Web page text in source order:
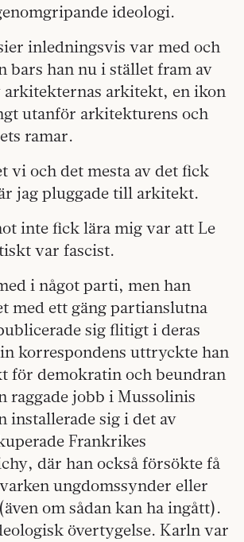
ideologi.
inledningsvis var med och
bars han nu i stället fram av
arkitekternas arkitekt, en ikon
utanför arkitekturens och
ramar.
vi och det mesta av det fick
jag pluggade till arkitekt.
inte fick lära mig var att Le
var fascist.
i något parti, men han
med ett gäng partianslutna
sig flitigt i deras
korrespondens uttryckte han
för demokratin och beundran
raggade jobb i Mussolinis
installerade sig i det av
Frankrikes
där han också försökte få
ungdomssynder eller
om sådan kan ha ingått).
övertygelse. Karln var